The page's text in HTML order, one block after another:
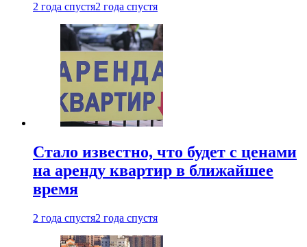
2 года спустя2 года спустя
Стало известно, что будет с ценами
на аренду квартир в ближайшее
время
2 года спустя2 года спустя